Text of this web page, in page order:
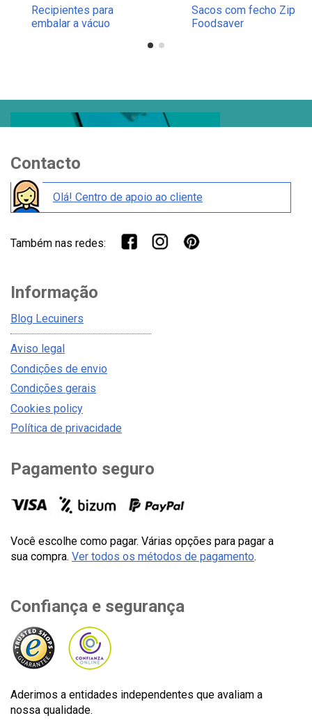
Recipientes para
embalar a vácuo
Sacos com fecho Zip
Foodsaver
Contacto
Olá! Centro de apoio ao cliente
Também nas redes:
Informação
Blog Lecuiners
Aviso legal
Condições de envio
Condições gerais
Cookies policy
Política de privacidade
Pagamento seguro
Você escolhe como pagar. Várias opções para pagar a
sua compra. Ver todos os métodos de pagamento.
Confiança e segurança
Aderimos a entidades independentes que avaliam a
nossa qualidade.